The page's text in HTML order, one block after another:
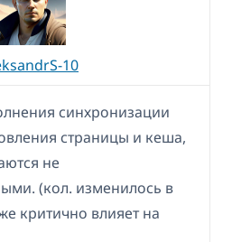
10
синхронизации
страницы и кеша,
не
(кол. изменилось в
критично влияет на